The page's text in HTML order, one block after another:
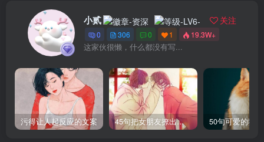
小贰 关注
0 306 0 1 19.3W+
这家伙很懒，什么都没有写...
污得让人起反应的文案 45句把女朋友撩出水的句子 50句可爱的猫